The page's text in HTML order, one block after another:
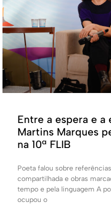
Entre a espera e a
Martins Marques
na 10ª FLIB
Poeta falou sobre
compartilhada e obras
tempo e pela linguagem A
ocupou o